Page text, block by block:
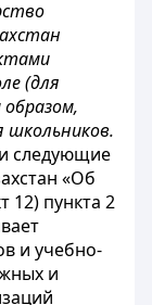
(для
образом,
школьников.
следующие
«Об
12) пункта 2
и учебно-
и